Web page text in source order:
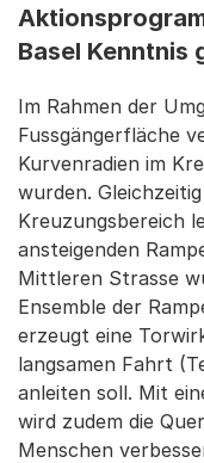
Basel Kenntnis
Im Rahmen der
Fussgängerfläche
Kurvenradien im
wurden.
Kreuzungsbereich
ansteigenden
Mittleren Strasse
Ensemble der
erzeugt eine
langsamen Fahrt
anleiten soll. Mit
wird zudem die
Menschen